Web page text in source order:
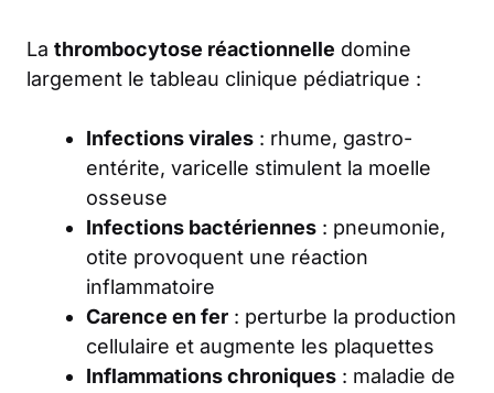
La thrombocytose réactionnelle domine
largement le tableau clinique pédiatrique :
Infections virales : rhume, gastro-
entérite, varicelle stimulent la moelle
osseuse
Infections bactériennes : pneumonie,
otite provoquent une réaction
inflammatoire
Carence en fer : perturbe la production
cellulaire et augmente les plaquettes
Inflammations chroniques : maladie de